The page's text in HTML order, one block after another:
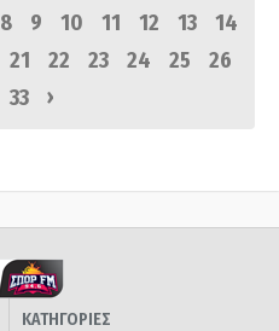
8 9 10 11 12 13
14
21 22 23 24 25
26
33 ›
ΚΑΤΗΓΟΡΙΕΣ